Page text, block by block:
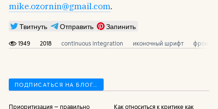
mike.ozornin@gmail.com.
Твитнуть Отправить Запинить
1949 2018 continuous integration иконочный шрифт
ПОДПИСАТЬСЯ НА БЛОГ…
Приоритизация — правильно Как относиться к критике как